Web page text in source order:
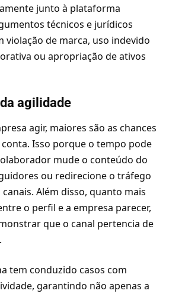
junto à plataforma
técnicos e jurídicos
violação de marca, uso indevido
ou apropriação de ativos
agilidade
agir, maiores são as chances
Isso porque o tempo pode
mude o conteúdo do
ou redirecione o tráfego
Além disso, quanto mais
o perfil e a empresa parecer,
que o canal pertencia de
tem conduzido casos com
garantindo não apenas a